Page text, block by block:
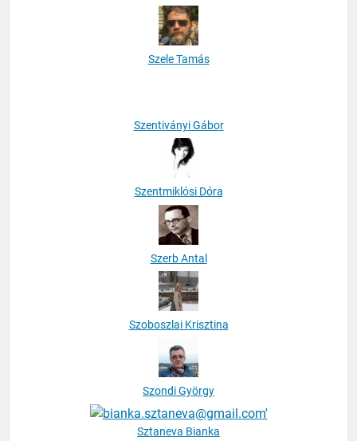
Szele Tamás
Szentmiklósi Dóra
Szerb Antal
Szoboszlai Krisztina
Szondi György